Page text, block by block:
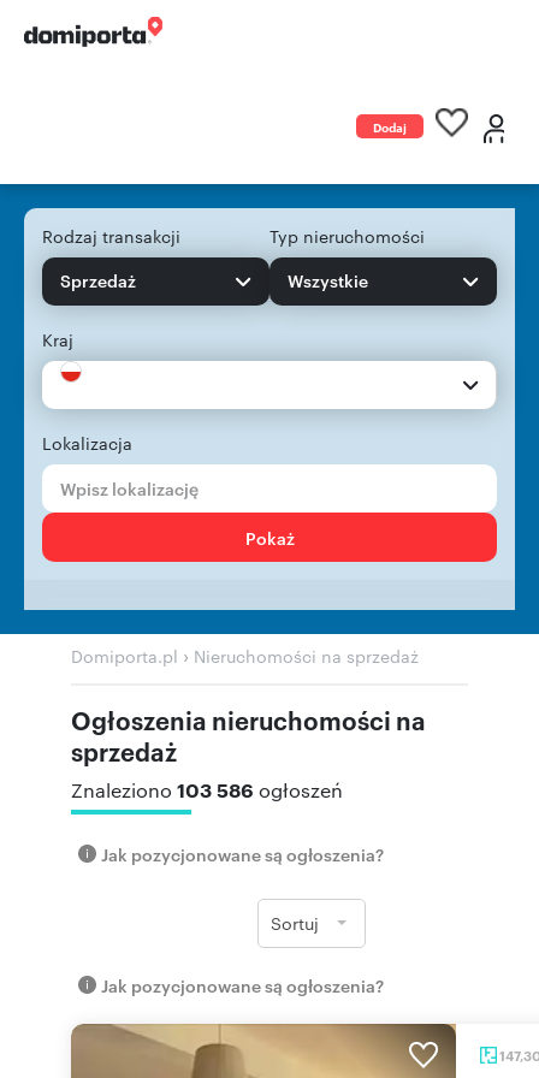
Dodaj
Rodzaj transakcji
Sprzedaż
Typ nieruchomości
Wszystkie
Kraj
Lokalizacja
Pokaż
Domiporta.pl › Nieruchomości na sprzedaż
Ogłoszenia nieruchomości na
sprzedaż
Znaleziono 103 586 ogłoszeń
Jak pozycjonowane są ogłoszenia?
Sortuj
Jak pozycjonowane są ogłoszenia?